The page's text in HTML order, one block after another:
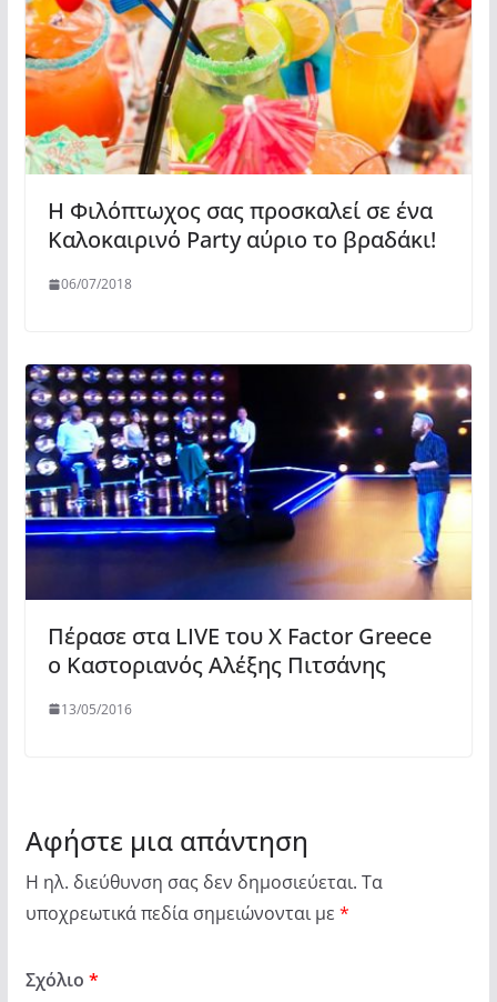
Η Φιλόπτωχος σας προσκαλεί σε ένα
Καλοκαιρινό Party αύριο το βραδάκι!
06/07/2018
Πέρασε στα LIVE του X Factor Greece
ο Καστοριανός Αλέξης Πιτσάνης
13/05/2016
Αφήστε μια απάντηση
Η ηλ. διεύθυνση σας δεν δημοσιεύεται. Τα
υποχρεωτικά πεδία σημειώνονται με *
Σχόλιο *